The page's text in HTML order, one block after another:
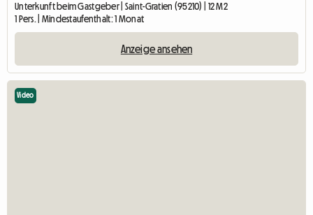
Unterkunft beim Gastgeber | Saint-Gratien (95210) | 12 M2
1 Pers. | Mindestaufenthalt: 1 Monat
Anzeige ansehen
Video